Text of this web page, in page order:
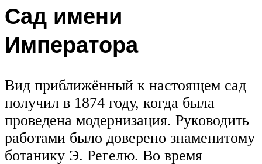
Сад имени
Императора
Вид приближённый к настоящем сад
получил в 1874 году, когда была
проведена модернизация. Руководить
работами было доверено знаменитому
ботанику Э. Регелю. Во время